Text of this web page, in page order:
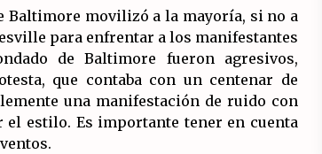
Baltimore movilizó a la mayoría, si no a
para enfrentar a los manifestantes
de Baltimore fueron agresivos,
que contaba con un centenar de
una manifestación de ruido con
el estilo. Es importante tener en cuenta